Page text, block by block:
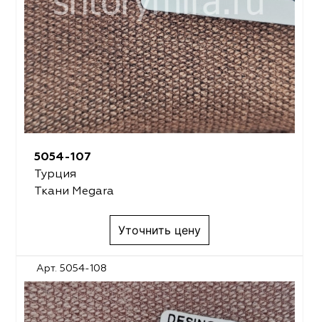
5054-107
Турция
Ткани Megara
Уточнить цену
Арт. 5054-108